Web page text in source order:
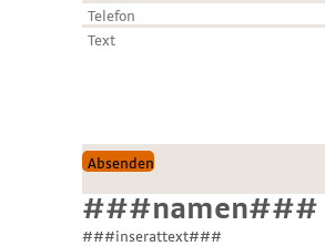
###namen###
###inserattext###